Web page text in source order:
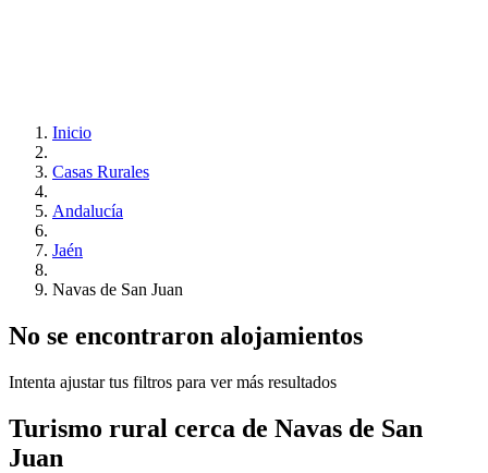
Inicio
Casas Rurales
Andalucía
Jaén
Navas de San Juan
No se encontraron alojamientos
Intenta ajustar tus filtros para ver más resultados
Turismo rural cerca de Navas de San
Juan